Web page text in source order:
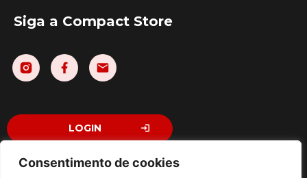
Consentimento de cookies
Siga a Compact Store
LOGIN